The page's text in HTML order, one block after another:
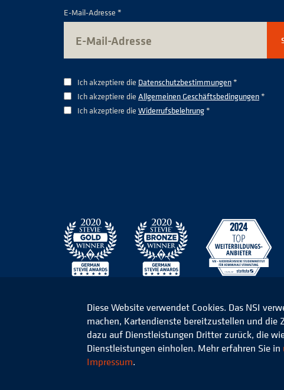
E-Mail-Adresse *
Ich akzeptiere die Datenschutzbestimmungen*
Ich akzeptiere die Allgemeinen Geschäftsbedingungen*
Ich akzeptiere die Widerrufsbelehrung*
© 2026 Niedersächsisches Studieninstitut für
Diese Website verwendet Cookies. Das NSI
machen, Kartendienste bereitzustellen und
dazu auf Dienstleistungen Dritter zurück, die
Dienstleistungen einholen. Mehr erfahren Sie in
Impressum.